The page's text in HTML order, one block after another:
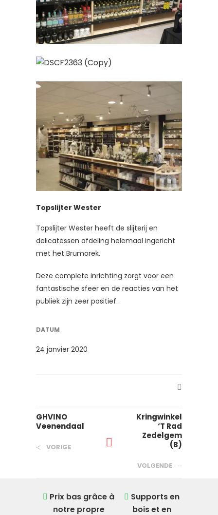
Topslijter Wester
Topslijter Wester heeft de slijterij en
delicatessen afdeling helemaal ingericht
met het Brumorek.
Deze complete inrichting zorgt voor een
fantastische sfeer en de reacties van het
publiek zijn zeer positief.
DATUM
24 janvier 2020
GHVINO
Veenendaal
VORIGE
Kringwinkel
‘T Rad
Zedelgem
(B)
VOLGENDE
Prix ​​bas grâce à
notre propre
Supports en
bois et en